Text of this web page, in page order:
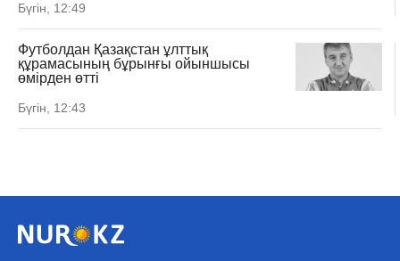
Бүгін, 12:49
Футболдан Қазақстан ұлттық
құрамасының бұрынғы ойыншысы
өмірден өтті
Бүгін, 12:43